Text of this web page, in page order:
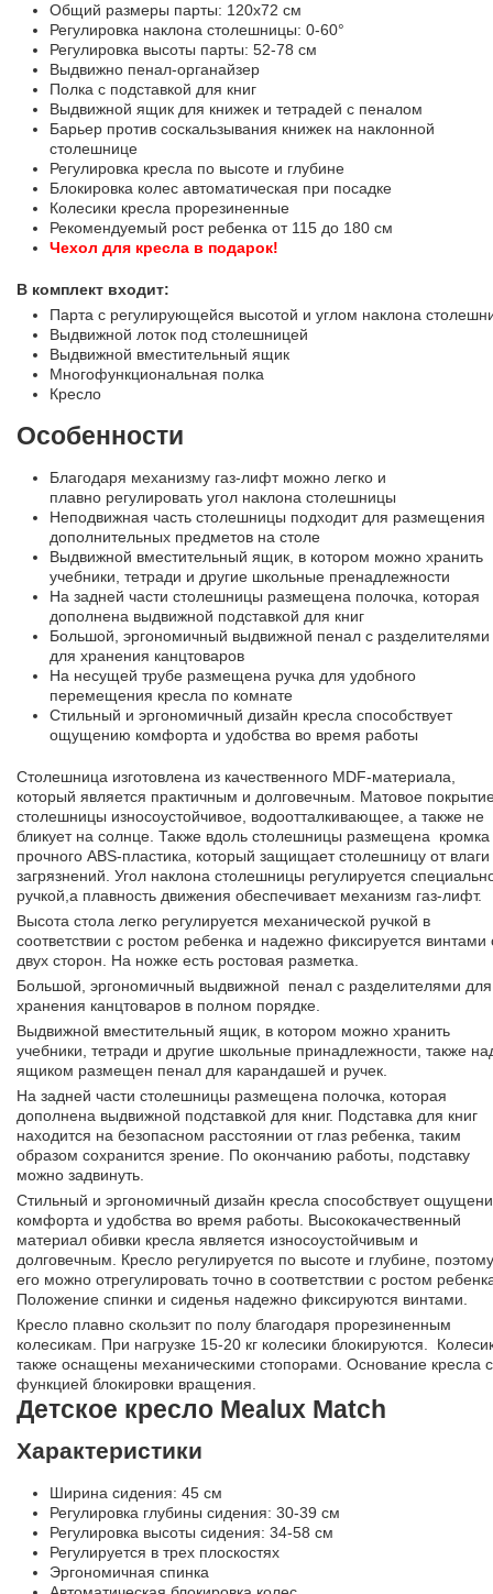
Общий размеры парты: 120x72 см
Регулировка наклона столешницы: 0-60°
Регулировка высоты парты: 52-78 см
Выдвижно пенал-органайзер
Полка с подставкой для книг
Выдвижной ящик для книжек и тетрадей с пеналом
Барьер против соскальзывания книжек на наклонной
столешнице
Регулировка кресла по высоте и глубине
Блокировка колес автоматическая при посадке
Колесики кресла прорезиненные
Рекомендуемый рост ребенка от 115 до 180 см
Чехол для кресла в подарок!
В комплект входит:
Парта с регулирующейся высотой и углом наклона
Выдвижной лоток под столешницей
Выдвижной вместительный ящик
Многофункциональная полка
Кресло
Особенности
Благодаря механизму газ-лифт можно легко и
плавно регулировать угол наклона столешницы
Неподвижная часть столешницы подходит для размещения
дополнительных предметов на столе
Выдвижной вместительный ящик, в котором можно хранить
учебники, тетради и другие школьные пренадлежности
На задней части столешницы размещена полочка, которая
дополнена выдвижной подставкой для книг
Большой, эргономичный выдвижной пенал с разделителями
для хранения канцтоваров
На несущей трубе размещена ручка для удобного
перемещения кресла по комнате
Стильный и эргономичный дизайн кресла способствует
ощущению комфорта и удобства во время работы
Столешница изготовлена из качественного MDF-материала,
который является практичным и долговечным. Матовое
столешницы износоустойчивое, водоотталкивающее, а также не
бликует на солнце. Также вдоль столешницы размещена кромка
прочного ABS-пластика, который защищает столешницу от влаги
загрязнений. Угол наклона столешницы регулируется
ручкой,а плавность движения обеспечивает механизм газ-лифт.
Высота стола легко регулируется механической ручкой в
соответствии с ростом ребенка и надежно фиксируется винтами
двух сторон. На ножке есть ростовая разметка.
Большой, эргономичный выдвижной пенал с разделителями для
хранения канцтоваров в полном порядке.
Выдвижной вместительный ящик, в котором можно хранить
учебники, тетради и другие школьные принадлежности, также
ящиком размещен пенал для карандашей и ручек.
На задней части столешницы размещена полочка, которая
дополнена выдвижной подставкой для книг. Подставка для книг
находится на безопасном расстоянии от глаз ребенка, таким
образом сохранится зрение. По окончанию работы, подставку
можно задвинуть.
Стильный и эргономичный дизайн кресла способствует
комфорта и удобства во время работы. Высококачественный
материал обивки кресла является износоустойчивым и
долговечным. Кресло регулируется по высоте и глубине,
его можно отрегулировать точно в соответствии с ростом
Положение спинки и сиденья надежно фиксируются винтами.
Кресло плавно скользит по полу благодаря прорезиненным
колесикам. При нагрузке 15-20 кг колесики блокируются.
также оснащены механическими стопорами. Основание кресла с
функцией блокировки вращения.
Детское кресло Mealux Match
Характеристики
Ширина сидения: 45 см
Регулировка глубины сидения: 30-39 см
Регулировка высоты сидения: 34-58 см
Регулируется в трех плоскостях
Эргономичная спинка